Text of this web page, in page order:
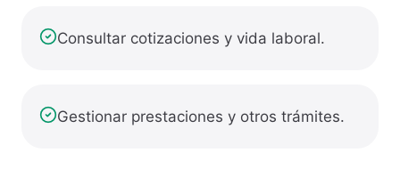
Consultar cotizaciones y vida laboral.
Gestionar prestaciones y otros trámites.